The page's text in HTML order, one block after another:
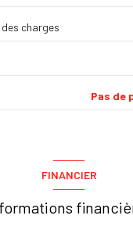
charges
Pas de
FINANCIER